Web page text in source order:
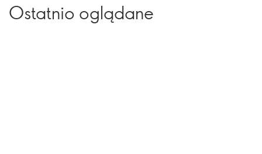
Ostatnio oglądane